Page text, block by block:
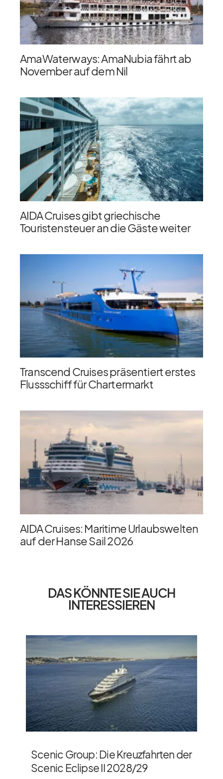
AmaWaterways: AmaNubia fährt ab
November auf dem Nil
AIDA Cruises gibt griechische
Touristensteuer an die Gäste weiter
Transcend Cruises präsentiert erstes
Flussschiff für Chartermarkt
AIDA Cruises: Maritime Urlaubswelten
auf der Hanse Sail 2026
DAS KÖNNTE SIE AUCH
INTERESSIEREN
Scenic Group: Die Kreuzfahrten der
Scenic Eclipse II 2028/​29